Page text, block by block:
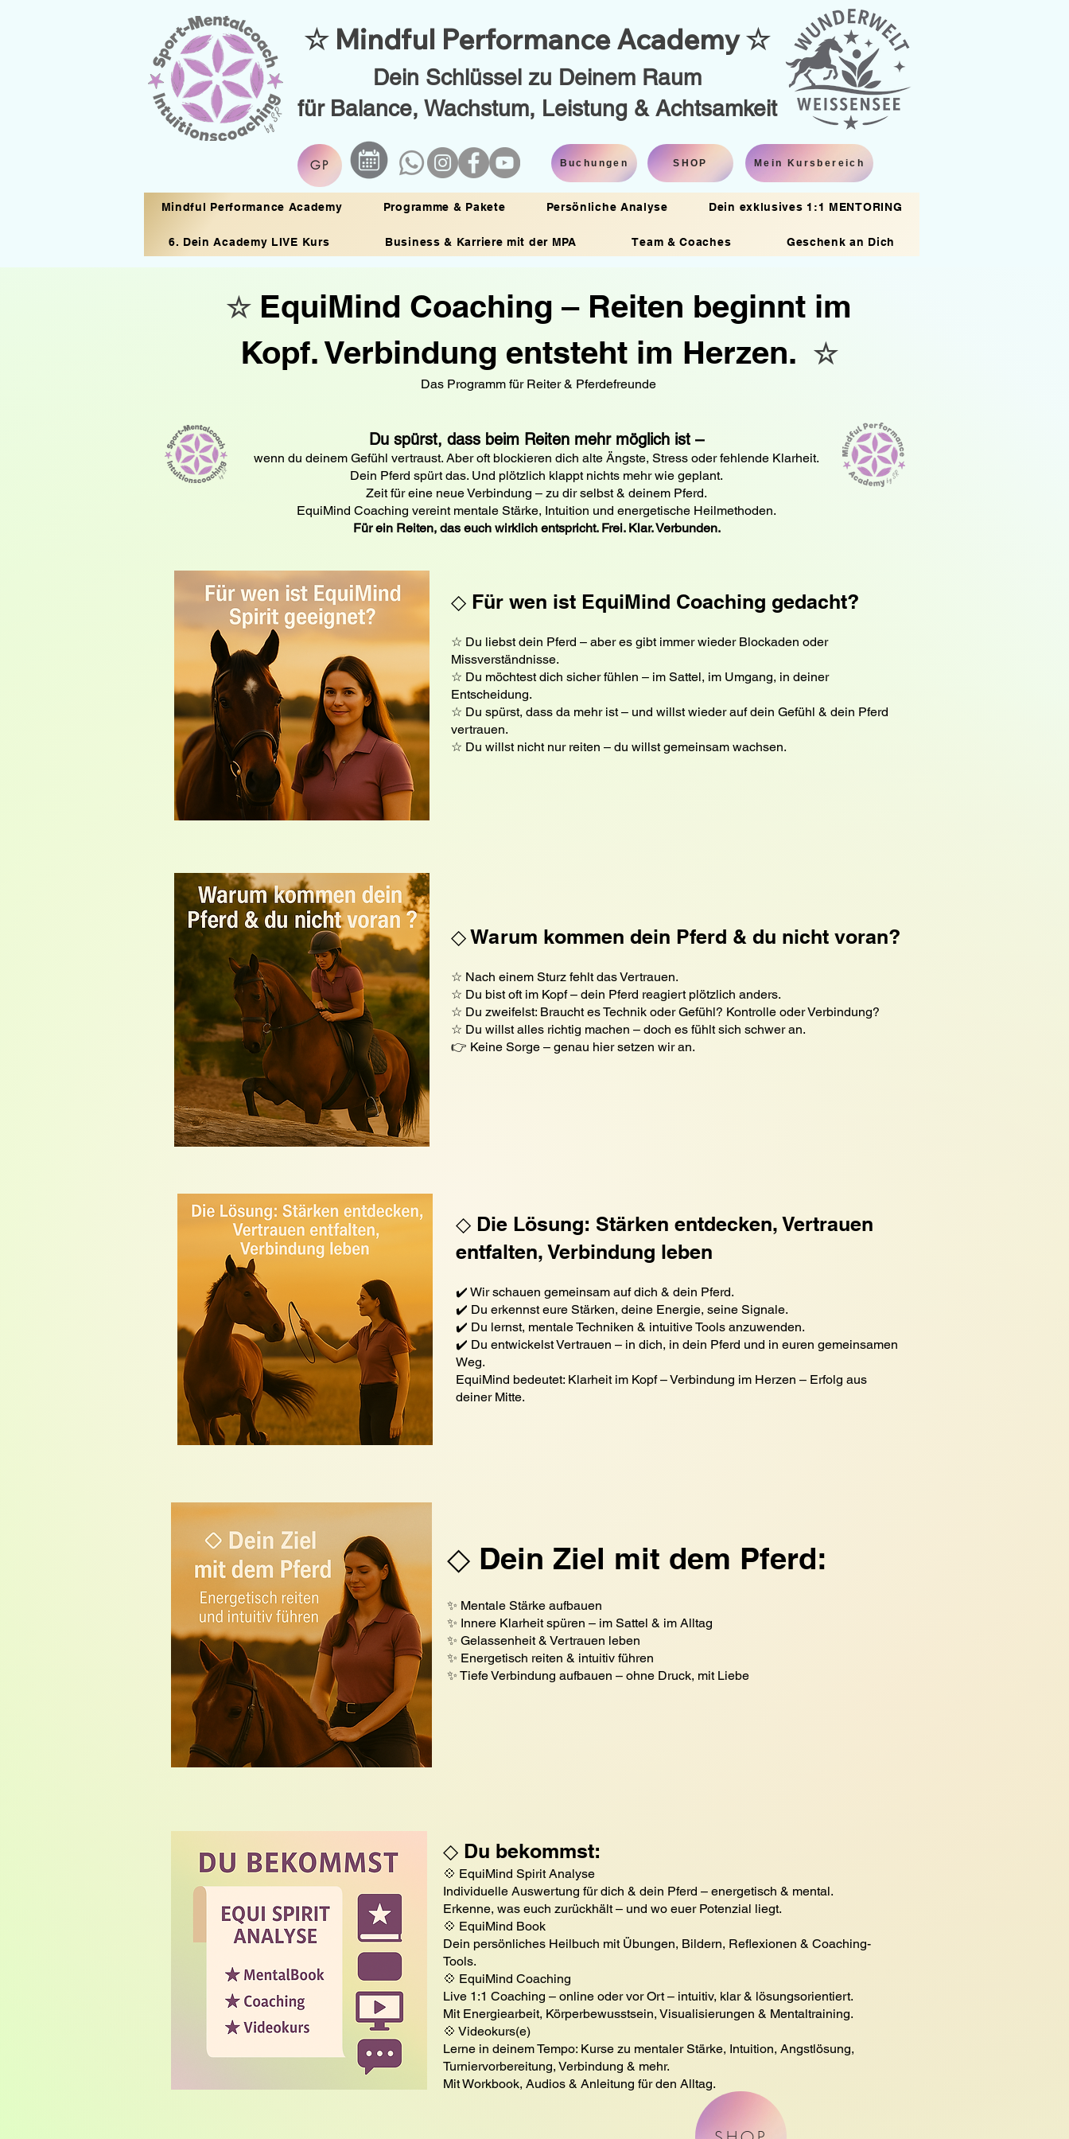
☆ Mindful Performance Academy ☆
Dein Schlüssel zu Deinem Raum
für Balance, Wachstum, Leistung & Achtsamkeit
Mindful Performance Academy Programme & Pakete Persönliche Analyse Dein exklusives 1:1 MENTORING
6. Dein Academy LIVE Kurs Business & Karriere mit der MPA Team & Coaches Geschenk an Dich
Mein Kursbereich
SHOP
Buchungen
GP
☆EquiMind Coaching – Reiten beginnt im
Kopf. Verbindung entsteht im Herzen. ☆
Das Programm für Reiter & Pferdefreunde
Du spürst, dass beim Reiten mehr möglich ist –
wenn du deinem Gefühl vertraust. Aber oft blockieren dich alte Ängste, Stress oder fehlende Klarheit.
Dein Pferd spürt das. Und plötzlich klappt nichts mehr wie geplant.
Zeit für eine neue Verbindung – zu dir selbst & deinem Pferd.
EquiMind Coaching vereint mentale Stärke, Intuition und energetische Heilmethoden.
Für ein Reiten, das euch wirklich entspricht. Frei. Klar. Verbunden.
◇ Für wen ist EquiMind Coaching gedacht?
☆ Du liebst dein Pferd – aber es gibt immer wieder Blockaden oder
Missverständnisse.
☆ Du möchtest dich sicher fühlen – im Sattel, im Umgang, in deiner
Entscheidung.
☆ Du spürst, dass da mehr ist – und willst wieder auf dein Gefühl & dein Pferd
vertrauen.
☆ Du willst nicht nur reiten – du willst gemeinsam wachsen.
◇ Warum kommen dein Pferd & du nicht voran?
☆ Nach einem Sturz fehlt das Vertrauen.
☆ Du bist oft im Kopf – dein Pferd reagiert plötzlich anders.
☆ Du zweifelst: Braucht es Technik oder Gefühl? Kontrolle oder Verbindung?
☆ Du willst alles richtig machen – doch es fühlt sich schwer an.
👉 Keine Sorge – genau hier setzen wir an.
◇ Die Lösung: Stärken entdecken, Vertrauen
entfalten, Verbindung leben
✔️ Wir schauen gemeinsam auf dich & dein Pferd.
✔️ Du erkennst eure Stärken, deine Energie, seine Signale.
✔️ Du lernst, mentale Techniken & intuitive Tools anzuwenden.
✔️ Du entwickelst Vertrauen – in dich, in dein Pferd und in euren gemeinsamen
Weg.
EquiMind bedeutet: Klarheit im Kopf – Verbindung im Herzen – Erfolg aus
deiner Mitte.
◇ Dein Ziel mit dem Pferd:
✨ Mentale Stärke aufbauen
✨ Innere Klarheit spüren – im Sattel & im Alltag
✨ Gelassenheit & Vertrauen leben
✨ Energetisch reiten & intuitiv führen
✨ Tiefe Verbindung aufbauen – ohne Druck, mit Liebe
◇ Du bekommst:
💠 EquiMind Spirit Analyse
Individuelle Auswertung für dich & dein Pferd – energetisch & mental.
Erkenne, was euch zurückhält – und wo euer Potenzial liegt.
💠 EquiMind Book
Dein persönliches Heilbuch mit Übungen, Bildern, Reflexionen & Coaching-
Tools.
💠 EquiMind Coaching
Live 1:1 Coaching – online oder vor Ort – intuitiv, klar & lösungsorientiert.
Mit Energiearbeit, Körperbewusstsein, Visualisierungen & Mentaltraining.
💠 Videokurs(e)
Lerne in deinem Tempo: Kurse zu mentaler Stärke, Intuition, Angstlösung,
Turniervorbereitung, Verbindung & mehr.
Mit Workbook, Audios & Anleitung für den Alltag.